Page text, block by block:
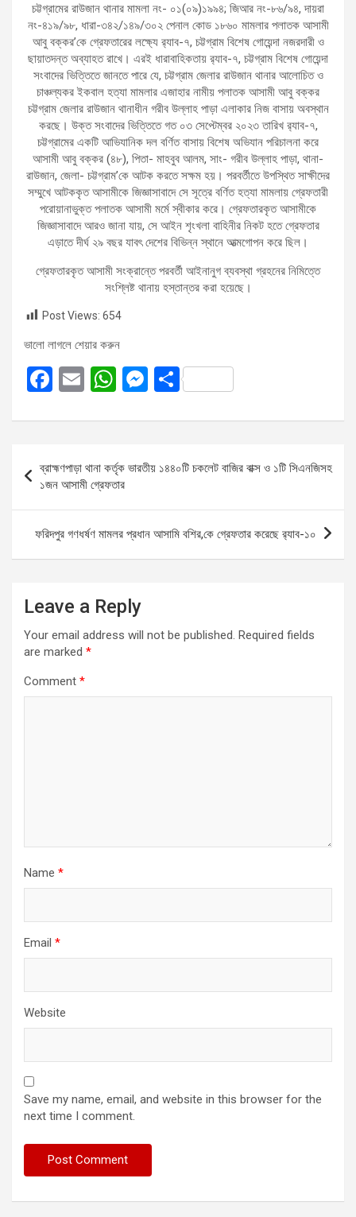
চট্টগ্রামের রাউজান থানার মামলা নং- ০১(০৯)১৯৯৪; জিআর নং-৮৬/৯৪, দায়রা
নং-৪১৯/৯৮, ধারা-৩৪২/১৪৯/৩০২ পেনাল কোড ১৮৬০ মামলার পলাতক আসামী
আবু বক্কর’কে গ্রেফতারের লক্ষ্যে র‌্যাব-৭, চট্টগ্রাম বিশেষ গোয়েন্দা নজরদারী ও
ছায়াতদন্ত অব্যাহত রাখে। এরই ধারাবাহিকতায় র‌্যাব-৭, চট্টগ্রাম বিশেষ গোয়েন্দা
সংবাদের ভিত্তিতে জানতে পারে যে, চট্টগ্রাম জেলার রাউজান থানার আলোচিত ও
চাঞ্চল্যকর ইকবাল হত্যা মামলার এজাহার নামীয় পলাতক আসামী আবু বক্কর
চট্টগ্রাম জেলার রাউজান থানাধীন গরীব উল্লাহ পাড়া এলাকার নিজ বাসায় অবস্থান
করছে। উক্ত সংবাদের ভিত্তিতে গত ০৩ সেপ্টেম্বর ২০২৩ তারিখ র‌্যাব-৭,
চট্টগ্রামের একটি আভিযানিক দল বর্ণিত বাসায় বিশেষ অভিযান পরিচালনা করে
আসামী আবু বক্কর (৪৮), পিতা- মাহবুব আলম, সাং- গরীব উল্লাহ পাড়া, থানা-
রাউজান, জেলা- চট্টগ্রাম’কে আটক করতে সক্ষম হয়। পরবর্তীতে উপস্থিত সাক্ষীদের
সম্মুখে আটককৃত আসামীকে জিজ্ঞাসাবাদে সে সূত্রে বর্ণিত হত্যা মামলায় গ্রেফতারী
পরোয়ানাভুক্ত পলাতক আসামী মর্মে স্বীকার করে। গ্রেফতারকৃত আসামীকে
জিজ্ঞাসাবাদে আরও জানা যায়, সে আইন শৃংখলা বাহিনীর নিকট হতে গ্রেফতার
এড়াতে দীর্ঘ ২৯ বছর যাবৎ দেশের বিভিন্ন স্থানে আত্মগোপন করে ছিল।
গ্রেফতারকৃত আসামী সংক্রান্তে পরবর্তী আইনানুগ ব্যবস্থা গ্রহনের নিমিত্তে
সংশ্লিষ্ট থানায় হস্তান্তর করা হয়েছে।
Post Views: 654
ভালো লাগলে শেয়ার করুন
F
ce
o
o
k
E
ail
W
at
s
A
p
p
M
se
n
g
er
S
ar
e
navigation
ব্রাহ্মণপাড়া থানা কর্তৃক ভারতীয় ১৪৪০টি চকলেট বাজির বাক্স ও ১টি সিএনজিসহ
১জন আসামী গ্রেফতার
ফরিদপুর গণধর্ষণ মামলর প্রধান আসামি বশির,কে গ্রেফতার করেছে র‌্যাব-১০
Leave a Reply
Your email address will not be published. Required fields
are marked *
Comment *
Name *
Email *
Website
Save my name, email, and website in this browser for the
next time I comment.